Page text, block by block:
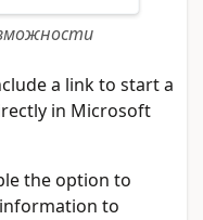
a link to start a
in Microsoft
the option to
to